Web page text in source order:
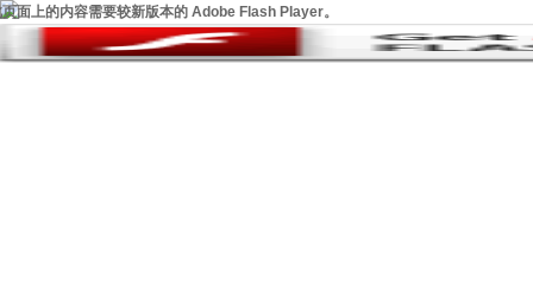
面上的内容需要较新版本的 Adobe Flash Player。